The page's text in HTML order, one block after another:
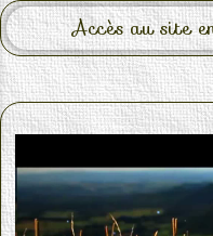
Accès au site